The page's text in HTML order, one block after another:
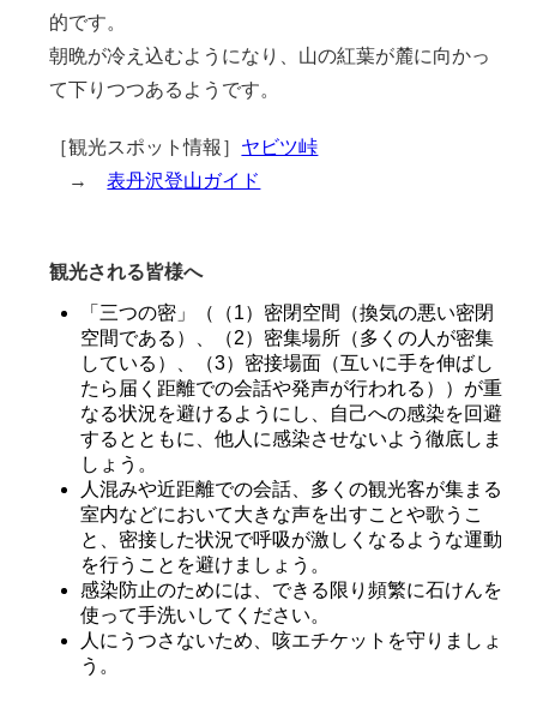
的です。
朝晩が冷え込むようになり、山の紅葉が麓に向かっ
て下りつつあるようです。
［観光スポット情報］ ヤビツ峠
→表丹沢登山ガイド
観光される皆様へ
「三つの密」（（1）密閉空間（換気の悪い密閉
空間である）、（2）密集場所（多くの人が密集
している）、（3）密接場面（互いに手を伸ばし
たら届く距離での会話や発声が行われる））が重
なる状況を避けるようにし、自己への感染を回避
するとともに、他人に感染させないよう徹底しま
しょう。
人混みや近距離での会話、多くの観光客が集まる
室内などにおいて大きな声を出すことや歌うこ
と、密接した状況で呼吸が激しくなるような運動
を行うことを避けましょう。
感染防止のためには、できる限り頻繁に石けんを
使って手洗いしてください。
人にうつさないため、咳エチケットを守りましょ
う。